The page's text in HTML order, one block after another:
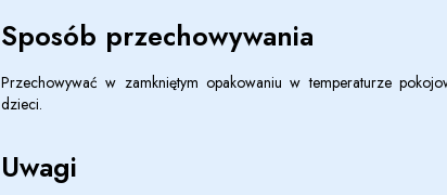
Sposób przechowywania
Przechowywać w zamkniętym opakowaniu w temperaturze
dzieci.
Uwagi